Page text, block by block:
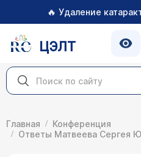
🔥 Удаление
ЦЭЛТ
Главная
Конференция
Ответы Матвеева Сергея